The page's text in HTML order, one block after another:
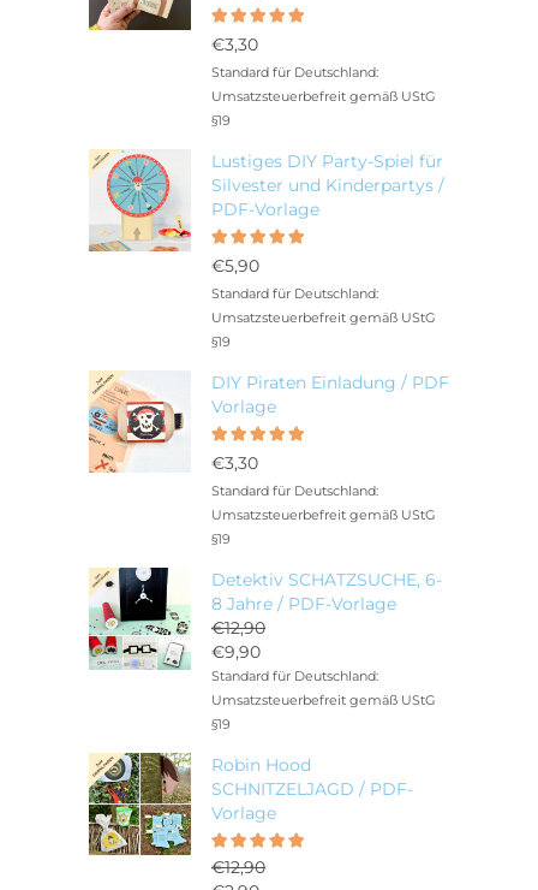
mit5.00
€3,30
Standard für Deutschland:
Umsatzsteuerbefreit gemäß UStG
§19
Lustiges DIY Party-Spiel für
Silvester und Kinderpartys /
PDF-Vorlage
mit5.00
€5,90
Standard für Deutschland:
Umsatzsteuerbefreit gemäß UStG
§19
DIY Piraten Einladung / PDF
Vorlage
mit5.00
€3,30
Standard für Deutschland:
Umsatzsteuerbefreit gemäß UStG
§19
Detektiv SCHATZSUCHE, 6-
8 Jahre / PDF-Vorlage
€12,90
Ursprünglicher
Preis
war:
€12,90
€9,90
Aktueller
Preis
ist:
Standard für Deutschland:
Umsatzsteuerbefreit gemäß UStG
§19
Robin Hood
SCHNITZELJAGD / PDF-
Vorlage
mit5.00
€12,90